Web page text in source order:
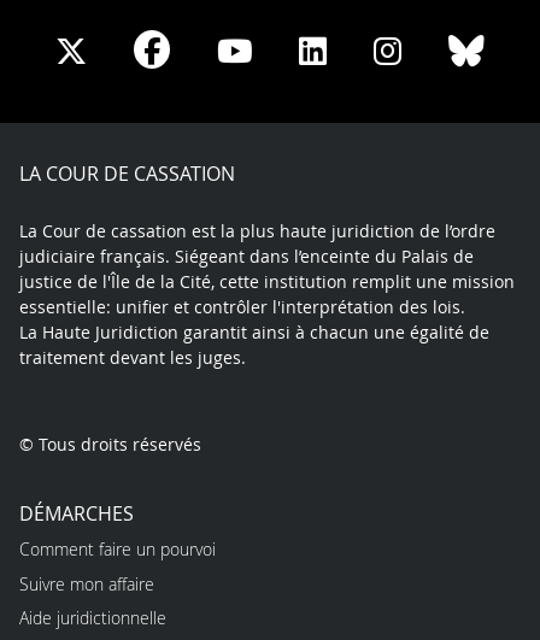
Share
X
Share
Facebook
Share
Youtube
Share
LinkedIn
Share
Instagram
LA COUR DE CASSATION
La Cour de cassation est la plus haute juridiction de l’ordre
judiciaire français. Siégeant dans l’enceinte du Palais de
justice de l'Île de la Cité, cette institution remplit une mission
essentielle: unifier et contrôler l'interprétation des lois.
La Haute Juridiction garantit ainsi à chacun une égalité de
traitement devant les juges.
© Tous droits réservés
DÉMARCHES
Comment faire un pourvoi
Suivre mon affaire
Aide juridictionnelle